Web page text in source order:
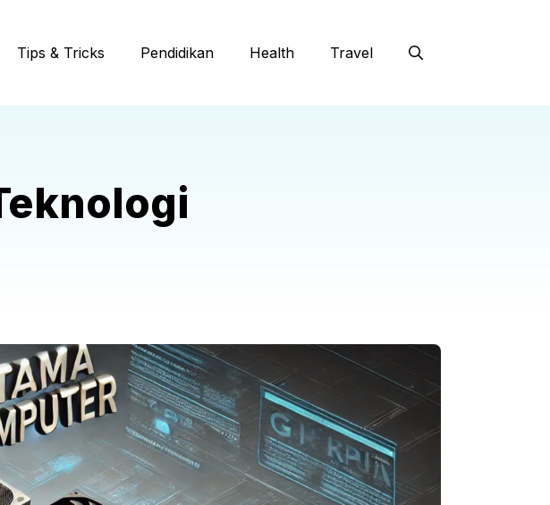
Tips & Tricks Pendidikan Health Travel